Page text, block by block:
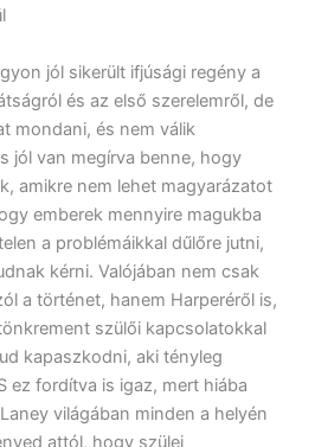
jól sikerült ifjúsági regény a
és az első szerelemről, de
mondani, és nem válik
jól van megírva benne, hogy
amikre nem lehet magyarázatot
emberek mennyire magukba
a problémáikkal dűlőre jutni,
kérni. Valójában nem csak
a történet, hanem Harperéről is,
szülői kapcsolatokkal
kapaszkodni, aki tényleg
ez fordítva is igaz, mert hiába
világában minden a helyén
attól, hogy szülei